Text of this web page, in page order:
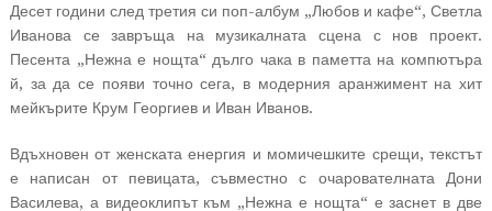
Десет години след третия си поп-албум „Любов и кафе“, Светла
Иванова се завръща на музикалната сцена с нов проект.
Песента „Нежна е нощта“ дълго чака в паметта на компютъра
й, за да се появи точно сега, в модерния аранжимент на хит
мейкърите Крум Георгиев и Иван Иванов.
Вдъхновен от женската енергия и момичешките срещи, текстът
е написан от певицата, съвместно с очарователната Дони
Василева, а видеоклипът към „Нежна е нощта“ е заснет в две